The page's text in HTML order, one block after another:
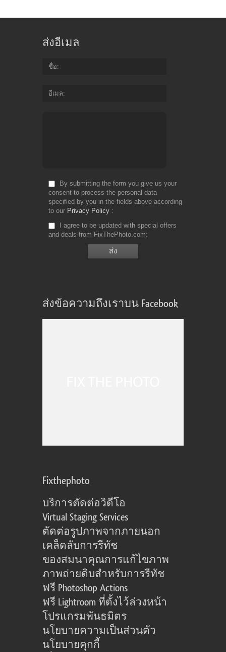
ส่งอีเมล
ชื่อ
อีเมล
By submitting the form you give us your
consent to process the personal data
specified by you in the fields above according
to our Privacy Policy
I agree to be updated with special offers
and deals from FixThePhoto.com
ส่งข้อความถึงเราบน Facebook
Fixthephoto
บริการตัดต่อวิดีโอ
Virtual Staging Services
ตัดต่อรูปภาพจากภายนอก
เคล็ดลับการรีทัช
ของสมนาคุณการแก้ไขภาพ
ภาพถ่ายดิบสำหรับการรีทัช
ฟรี Photoshop Actions
ฟรี Lightroom ที่ตั้งไว้ล่วงหน้า
โปรแกรมพันธมิตร
นโยบายความเป็นส่วนตัว
นโยบายคุกกี้